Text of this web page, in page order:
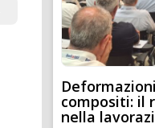
compositi: il
nella